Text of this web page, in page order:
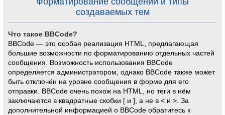
создаваемых тем
Что такое BBCode?
BBCode — это особая реализация HTML, предлагающая
большие возможности по форматированию отдельных частей
сообщения. Возможность использования BBCode
определяется администратором, однако BBCode также может
быть отключён на уровне сообщения в форме для его
отправки. BBCode очень похож на HTML, но теги в нём
заключаются в квадратные скобки [ и ], а не в < и >. За
дополнительной информацией о BBCode обратитесь к